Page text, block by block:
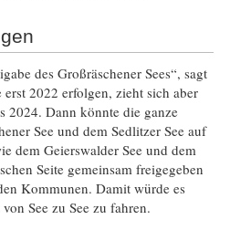
des Großräschener Sees“, sagt
2022 erfolgen, zieht sich aber
2024. Dann könnte die ganze
See und dem Sedlitzer See auf
dem Geierswalder See und dem
Seite gemeinsam freigegeben
Kommunen. Damit würde es
See zu See zu fahren.